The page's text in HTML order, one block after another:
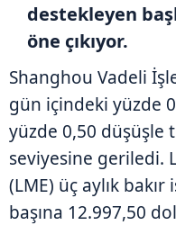
destekleyen
öne çıkıyor.
Shanghou Vadeli
gün içindeki yüzde
yüzde 0,50 düşüşle
seviyesine geriledi.
(LME) üç aylık
başına 12.997,50